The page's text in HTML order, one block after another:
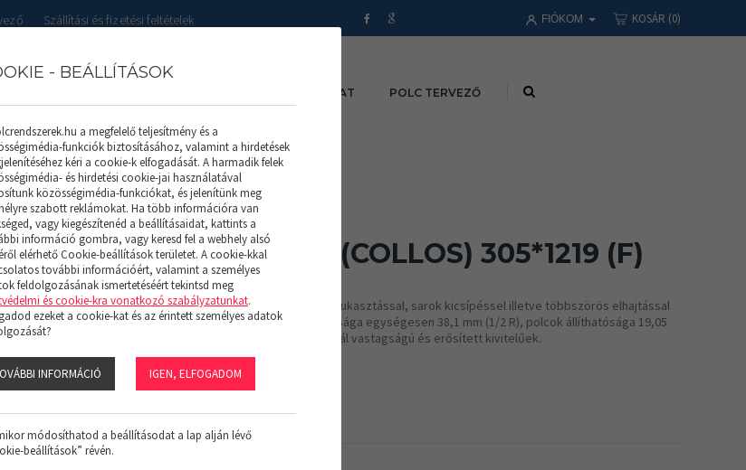
Szállítási és fizetési feltételek FIÓKOM KOSÁR (0)
KAPCSOLAT POLC TERVEZŐ
SALGÓ POLC (COLLOS) 305*1219 (F)
Hidegen hengerelt acéllemezből lyukasztással, sarok kicsípéssel illetve többszörös elhajtással
merevített tálcák. A polcok magassága egységesen 38,1 mm (1/2 R), polcok állíthatósága 19,05
mm (1/4R). A polcok lehetnek normál vastagságú és erősített kivitelűek.
5.110 Ft
- BEÁLLÍTÁSOK
a megfelelő teljesítmény és a
funkciók biztosításához, valamint a hirdetések
kéri a cookie-k elfogadását. A harmadik felek
és hirdetési cookie-jai használatával
közösségimédia-funkciókat, és jelenítünk meg
szabott reklámokat. Ha több információra van
vagy kiegészítenéd a beállításaidat, kattints a
információ gombra, vagy keresd fel a webhely alsó
elérhető Cookie-beállítások területet. A cookie-kkal
további információért, valamint a személyes
feldolgozásának ismertetéséért tekintsd meg
és cookie-kra vonatkozó szabályzatunkat.
ezeket a cookie-kat és az érintett személyes adatok
INFORMÁCIÓ IGEN, ELFOGADOM
módosíthatod a beállításodat a lap alján lévő
beállítások” révén.